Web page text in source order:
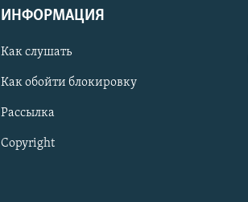
ИНФОРМАЦИЯ
Как слушать
Как обойти блокировку
Рассылка
Copyright